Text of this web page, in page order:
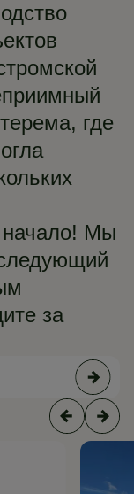
где
начало! Мы
за